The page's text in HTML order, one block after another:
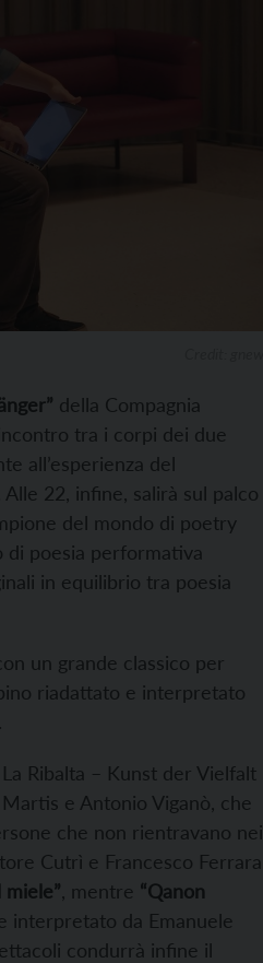
della Compagnia
tra i corpi dei due
all’esperienza del
22, infine, salirà sul palco
del mondo di poetry
di poesia performativa
in equilibrio tra poesia
un grande classico per
riadattato e interpretato
La Ribalta – Kunst der Vielfalt
e Antonio Viganò, che
che non rientravano nei
Cutrì e Francesco Ferrara
, mentre “Qanon
interpretato da Emanuele
condurrà infine il